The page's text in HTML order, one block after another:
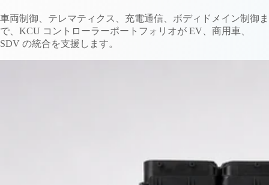
車両制御、テレマティクス、充電通信、ボディドメイン制御ま
で、KCU コントローラーポートフォリオが EV、商用車、
SDV の統合を支援します。